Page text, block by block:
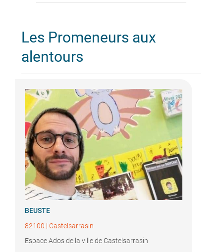
Les Promeneurs aux
alentours
BEUSTE
82100 | Castelsarrasin
Espace Ados de la ville de Castelsarrasin